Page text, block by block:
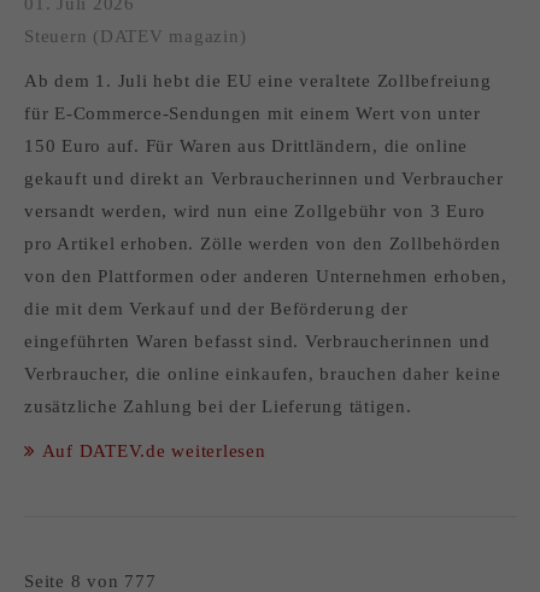
Steuern (DATEV magazin)
Ab dem 1. Juli hebt die EU eine veraltete Zollbefreiung
für E-Commerce-Sendungen mit einem Wert von unter
150 Euro auf. Für Waren aus Drittländern, die online
gekauft und direkt an Verbraucherinnen und Verbraucher
versandt werden, wird nun eine Zollgebühr von 3 Euro
pro Artikel erhoben. Zölle werden von den Zollbehörden
von den Plattformen oder anderen Unternehmen erhoben,
die mit dem Verkauf und der Beförderung der
eingeführten Waren befasst sind. Verbraucherinnen und
Verbraucher, die online einkaufen, brauchen daher keine
zusätzliche Zahlung bei der Lieferung tätigen.
Auf DATEV.de weiterlesen
Seite 8 von 777